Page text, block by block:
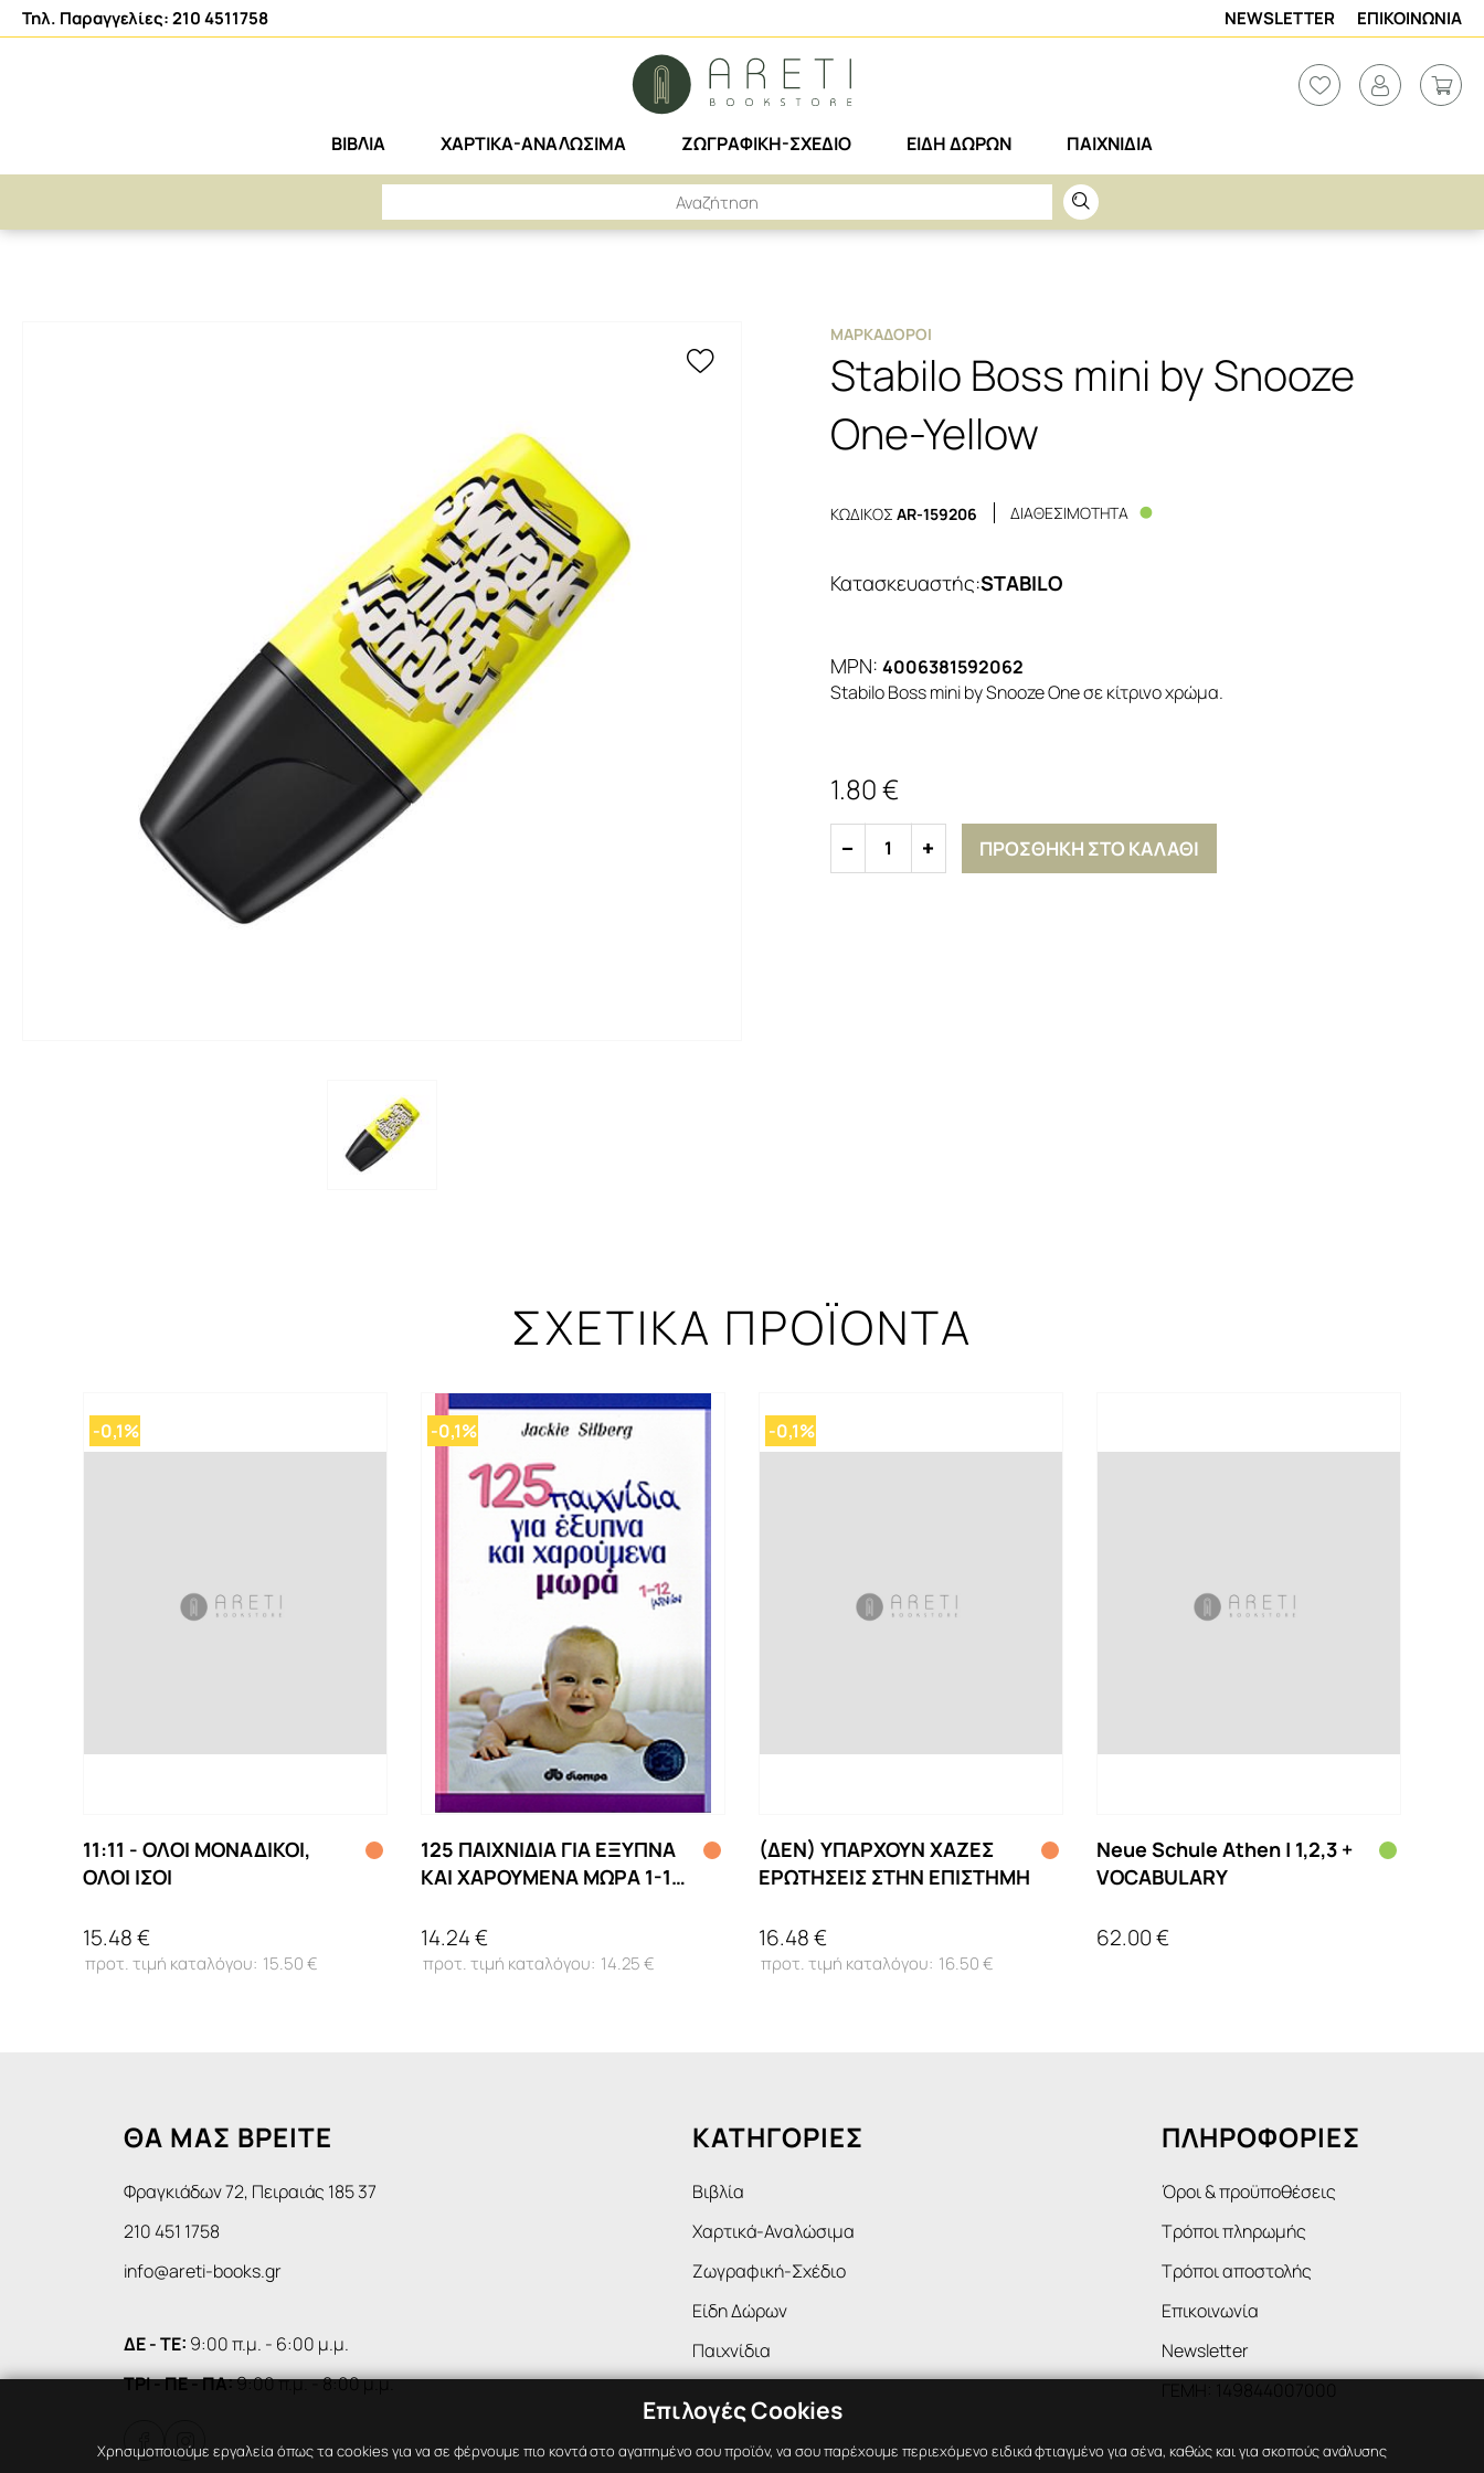
Τηλ. Παραγγελίες: 210 4511758 NEWSLETTER ΕΠΙΚΟΙΝΩΝΙΑ
ΒΙΒΛΙΑ ΧΑΡΤΙΚΑ-ΑΝΑΛΩΣΙΜΑ ΖΩΓΡΑΦΙΚΗ-ΣΧΕΔΙΟ ΕΙΔΗ ΔΩΡΩΝ ΠΑΙΧΝΙΔΙΑ
ΜΑΡΚΑΔΟΡΟΙ STABILO BOSS MINI BY SNOOZE ONE-YELLOW
ΜΑΡΚΑΔΌΡΟΙ
Stabilo Boss mini by Snooze
One-Yellow
ΚΩΔΙΚΟΣAR-159206 ΔΙΑΘΕΣΙΜΟΤΗΤΑ
Κατασκευαστής:STABILO
MPN: 4006381592062
Stabilo Boss mini by Snooze One σε κίτρινο χρώμα.
1.80 €
1 ΠΡΟΣΘΗΚΗ ΣΤΟ ΚΑΛΑΘΙ
ΣΧΕΤΙΚΑ ΠΡΟΪΟΝΤΑ
-0,1%
11:11 - ΟΛΟΙ ΜΟΝΑΔΙΚΟΙ,
ΟΛΟΙ ΙΣΟΙ
15.48 €
15.50 €
-0,1%
125 ΠΑΙΧΝΙΔΙΑ ΓΙΑ ΕΞΥΠΝΑ
ΚΑΙ ΧΑΡΟΥΜΕΝΑ ΜΩΡΑ 1-12
14.24 €
14.25 €
-0,1%
(ΔΕΝ) ΥΠΑΡΧΟΥΝ ΧΑΖΕΣ
ΕΡΩΤΗΣΕΙΣ ΣΤΗΝ ΕΠΙΣΤΗΜΗ
16.48 €
16.50 €
Neue Schule Athen | 1,2,3 +
VOCABULARY
62.00 €
ΘΑ ΜΑΣ ΒΡΕΙΤΕ
Φραγκιάδων 72, Πειραιάς 185 37
210 451 1758
info@areti-books.gr
ΔΕ - ΤΕ: 9:00 π.μ. - 6:00 μ.μ.
ΤΡΙ - ΠΕ - ΠΑ:9:00 π.μ. - 8:00 μ.μ.
ΚΑΤΗΓΟΡΙΕΣ
Βιβλία
Χαρτικά-Αναλώσιμα
Ζωγραφική-Σχέδιο
Είδη Δώρων
Παιχνίδια
ΠΛΗΡΟΦΟΡΙΕΣ
Όροι & προϋποθέσεις
Τρόποι πληρωμής
Τρόποι αποστολής
Επικοινωνία
Newsletter
Επιλογές Cookies
Χρησιμοποιούμε εργαλεία όπως τα cookies για να σε φέρνουμε πιο κοντά στο αγαπημένο σου προϊόν, να σου παρέχουμε περιεχόμενο ειδικά φτιαγμένο για σένα, καθώς και για σκοπούς ανάλυσης